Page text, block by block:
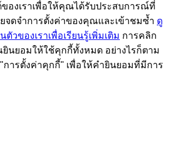
ของเราเพื่อให้คุณได้รับประสบการณ์ที่
จดจำการตั้งค่าของคุณและเข้าชมซ้ำ ดู
วของเราเพื่อเรียนรู้เพิ่มเติม การคลิก
นยอมให้ใช้คุกกี้ทั้งหมด อย่างไรก็ตาม
ารตั้งค่าคุกกี้" เพื่อให้คำยินยอมที่มีการ